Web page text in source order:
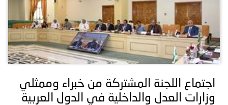
اجتماع اللجنة المشتركة من خبراء وممثلي
وزارات العدل والداخلية في الدول العربية